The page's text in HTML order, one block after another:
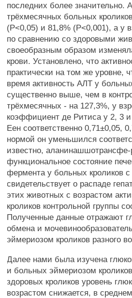
последних более значительно.
трёхмесячных больных
(Р<0,05) и 81,8% (Р<0,001), а у
по сравнению со здоровыми
своеобразным образом
крови. Установлено, что
практически на том же уровне,
время активность АЛТ у
существенно выше, чем в
трёхмесячных - на 127,3%, у
коэффициент де Ритиса у 2, 3
Еен соответственно 0,71±0,05,
нормой он уменьшился
известно, аланинашшотрансфе-
функциональное состояние
фермента у больных кроликов
свидетельствует о распаде
этих животных с возрастом
кроликов контрольной группы
Полученные данные отражают
обмена и
эймериозом кроликов разного
Далее нами была изучена
и больных эймериозом
здоровых кроликов уровень
возрастом снижается, в